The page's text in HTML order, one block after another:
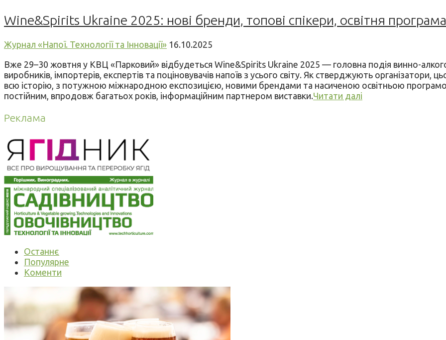
Wine&Spirits Ukraine 2025: нові бренди, топові спікери, освітня
Журнал «Напої. Технології та Інновації» 16.10.2025
Вже 29–30 жовтня у КВЦ «Парковий» відбудеться Wine&Spirits Ukraine 2025 — головна подія винно-
виробників, імпортерів, експертів та поціновувачів напоїв з усього світу. Як стверджують
всю історію, з потужною міжнародною експозицією, новими брендами та насиченою освітньою
постійним, впродовж багатьох років, інформаційним партнером виставки.Читати далі
Реклама
Останнє
Популярне
Коменти